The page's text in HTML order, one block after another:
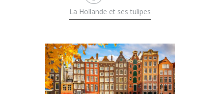
La Hollande et ses tulipes